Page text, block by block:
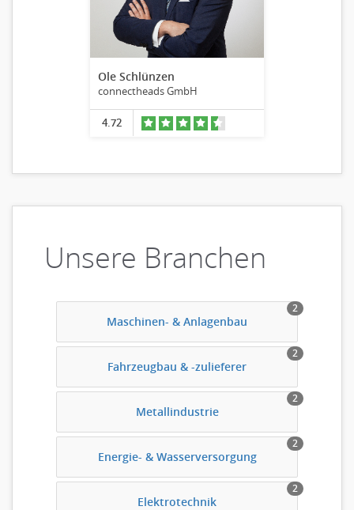
Ole Schlünzen
connectheads GmbH
4.72
Unsere Branchen
Maschinen- & Anlagenbau
2
Fahrzeugbau & -zulieferer
2
Metallindustrie
2
Energie- & Wasserversorgung
2
Elektrotechnik
2